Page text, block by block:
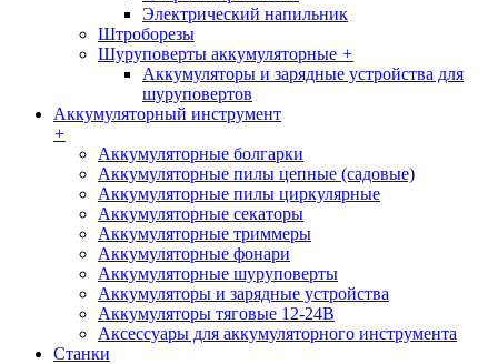
Электрический напильник
Штроборезы
Шуруповерты аккумуляторные +
Аккумуляторы и зарядные устройства для
шуруповертов
Аккумуляторный инструмент
+
Аккумуляторные болгарки
Аккумуляторные пилы цепные (садовые)
Аккумуляторные пилы циркулярные
Аккумуляторные секаторы
Аккумуляторные триммеры
Аккумуляторные фонари
Аккумуляторные шуруповерты
Аккумуляторы и зарядные устройства
Аккумуляторы тяговые 12-24В
Аксессуары для аккумуляторного инструмента
Станки